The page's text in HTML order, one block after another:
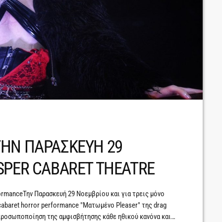
ΠΑΡΑΣΚΕΥΗ 29
CABARET THEATRE
Παρασκευή 29 Νοεμβρίου και για τρεις μόνο
horror performance "Ματωμένο Pleaser" της drag
της αμφισβήτησης κάθε ηθικού κανόνα και